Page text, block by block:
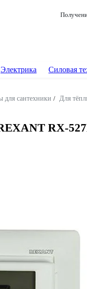
Электрика Силовая
для сантехники / Для
RX-